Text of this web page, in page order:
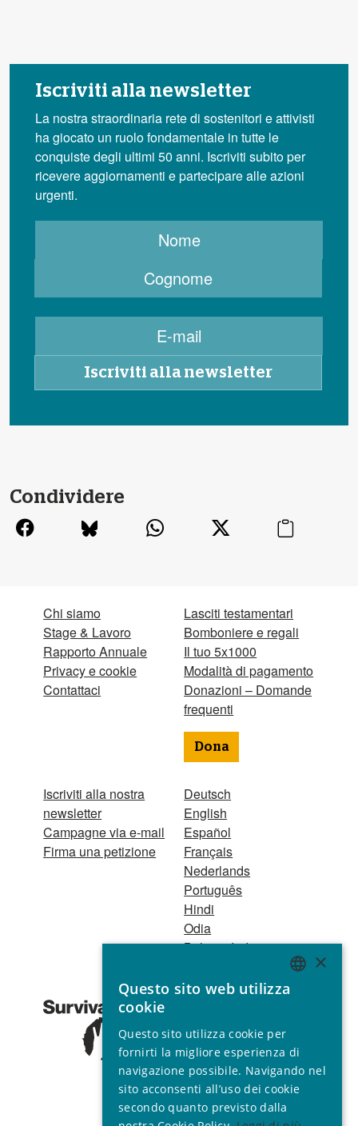
Iscriviti alla newsletter
La nostra straordinaria rete di sostenitori e attivisti
ha giocato un ruolo fondamentale in tutte le
conquiste degli ultimi 50 anni. Iscriviti subito per
ricevere aggiornamenti e partecipare alle azioni
urgenti.
Condividere
Chi siamo
Stage & Lavoro
Rapporto Annuale
Privacy e cookie
Contattaci
Iscriviti alla nostra
newsletter
Campagne via e-mail
Firma una petizione
Lasciti testamentari
Bomboniere e regali
Il tuo 5x1000
Modalità di pagamento
Donazioni – Domande
frequenti
Dona
Deutsch
English
Español
Français
Nederlands
Português
Hindi
Odia
Bahasa Indonesia
Registro Persone
1521 Registered
charity no. 267444 ©
2001 - 2026
Tutti i diritti riservati.
ENGLISH
SPANISH
FRENCH
ITALIAN
×
Questo sito web utilizza
cookie
Questo sito utilizza cookie per
fornirti la migliore esperienza di
navigazione possibile. Navigando nel
sito acconsenti all’uso dei cookie
secondo quanto previsto dalla